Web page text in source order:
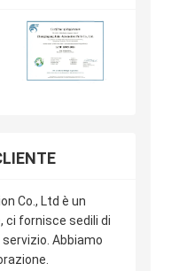
Co., Ltd è un
ci fornisce sedili di
Abbiamo